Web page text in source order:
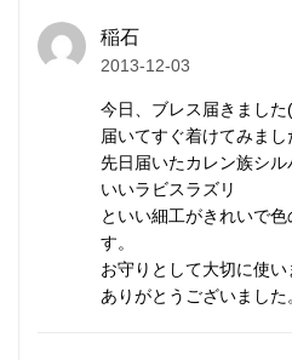
す。
ウムシルバー（SV940/アメ
います。
一般的なストッパーより、
れ、変色しにくく、白い輝
メンズ/レディース兼用。ア
稲石
2013-12-03
今日、ブレス届きました
届いてすぐ着けてみまし
先日届いたカレン族シ
いいラビスラズリ
といい細工がきれいで
す。
お守りとして大切に使い
ありがとうございました